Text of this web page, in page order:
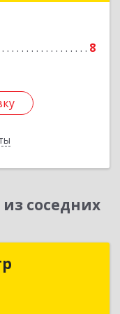
8
соседних
центр